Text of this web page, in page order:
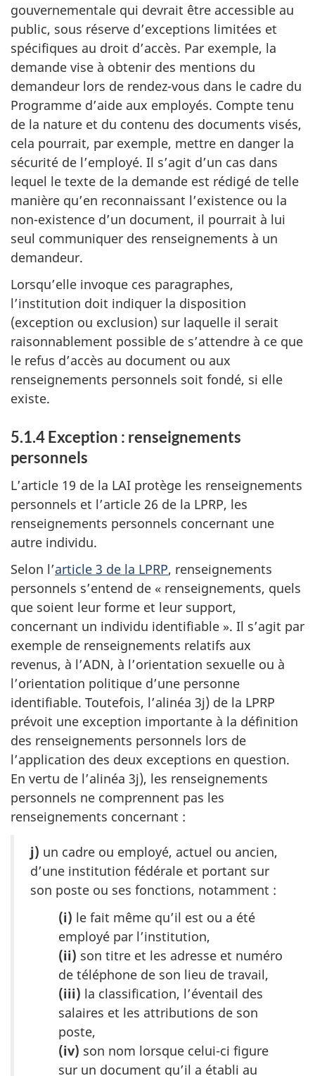
gouvernementale qui devrait être accessible au
public, sous réserve d’exceptions limitées et
spécifiques au droit d’accès. Par exemple, la
demande vise à obtenir des mentions du
demandeur lors de rendez-vous dans le cadre du
Programme d’aide aux employés. Compte tenu
de la nature et du contenu des documents visés,
cela pourrait, par exemple, mettre en danger la
sécurité de l’employé. Il s’agit d’un cas dans
lequel le texte de la demande est rédigé de telle
manière qu’en reconnaissant l’existence ou la
non-existence d’un document, il pourrait à lui
seul communiquer des renseignements à un
demandeur.
Lorsqu’elle invoque ces paragraphes,
l’institution doit indiquer la disposition
(exception ou exclusion) sur laquelle il serait
raisonnablement possible de s’attendre à ce que
le refus d’accès au document ou aux
renseignements personnels soit fondé, si elle
existe.
5.1.4 Exception : renseignements
personnels
L’article 19 de la LAI protège les renseignements
personnels et l’article 26 de la LPRP, les
renseignements personnels concernant une
autre individu.
Selon l’article 3 de la LPRP, renseignements
personnels s’entend de « renseignements, quels
que soient leur forme et leur support,
concernant un individu identifiable ». Il s’agit par
exemple de renseignements relatifs aux
revenus, à l’ADN, à l’orientation sexuelle ou à
l’orientation politique d’une personne
identifiable. Toutefois, l’alinéa 3j) de la LPRP
prévoit une exception importante à la définition
des renseignements personnels lors de
l’application des deux exceptions en question.
En vertu de l’alinéa 3j), les renseignements
personnels ne comprennent pas les
renseignements concernant :
j) un cadre ou employé, actuel ou ancien,
d’une institution fédérale et portant sur
son poste ou ses fonctions, notamment :
(i) le fait même qu’il est ou a été
employé par l’institution,
(ii) son titre et les adresse et numéro
de téléphone de son lieu de travail,
(iii) la classification, l’éventail des
salaires et les attributions de son
poste,
(iv) son nom lorsque celui-ci figure
sur un document qu’il a établi au